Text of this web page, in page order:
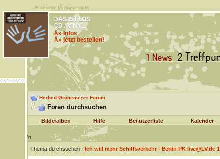
Startseite |Â Impressum
DAS IST LOS
CD / VINYL
Â» Infos
Â» jetzt bestellen!
Herbert Grönemeyer Forum
Foren durchsuchen
Bilderalben Hilfe Benutzerliste Kalender
\n
Thema durchsuchen - Ich will mehr Schiffsverkehr - Berlin PK live@LV.de